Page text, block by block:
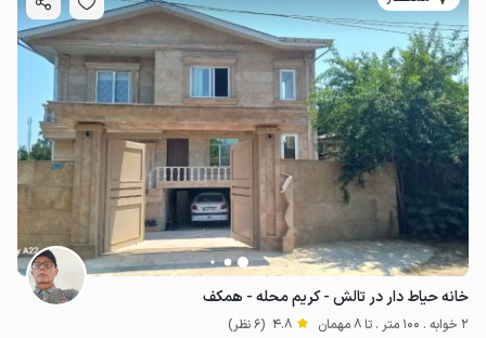
خانه حیاط دار در تالش - کریم محله - همکف
2 خوابه . 100 متر . تا 8 مهمان 4.8 (6 نظر)